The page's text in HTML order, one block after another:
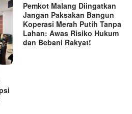
Pemkot Malang Diingatkan
Jangan Paksakan Bangun
Koperasi Merah Putih Tanpa
Lahan: Awas Risiko Hukum
dan Bebani Rakyat!